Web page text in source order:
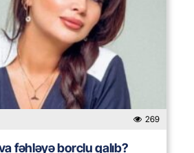
269
fəhləyə borclu qalıb?